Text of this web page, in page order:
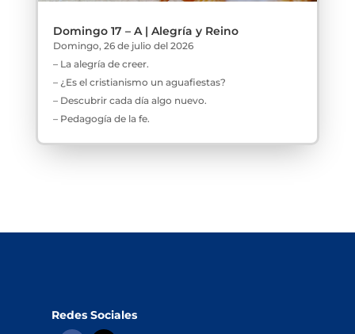
Domingo 17 – A | Alegría y Reino
Domingo, 26 de julio del 2026
– La alegría de creer.
– ¿Es el cristianismo un aguafiestas?
– Descubrir cada día algo nuevo.
– Pedagogía de la fe.
Redes Sociales